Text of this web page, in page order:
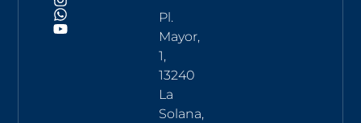
Pl.
Mayor,
1,
13240
La
Solana,